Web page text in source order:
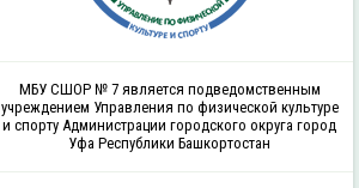
МБУ СШОР № 7 является подведомственным
учреждением Управления по физической культуре
и спорту Администрации городского округа город
Уфа Республики Башкортостан